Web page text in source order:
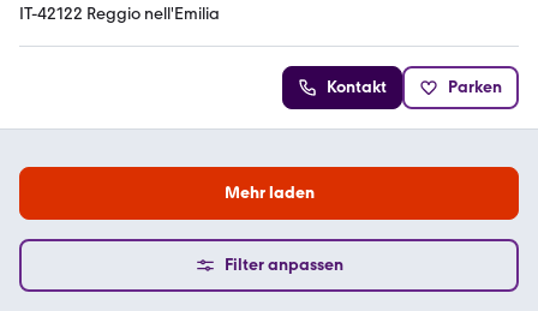
IT-42122 Reggio nell'Emilia
Kontakt Parken
Mehr laden
Filter anpassen